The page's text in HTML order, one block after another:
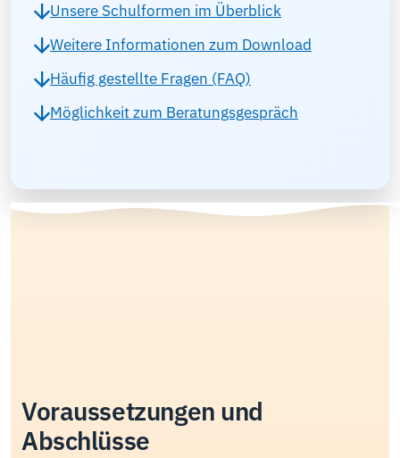
Unsere Schulformen im Überblick
Weitere Informationen zum Download
Häufig gestellte Fragen (FAQ)
Möglichkeit zum Beratungsgespräch
Voraussetzungen und
Abschlüsse